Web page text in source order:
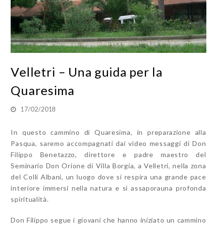
Velletri – Una guida per la
Quaresima
17/02/2018
In questo cammino di Quaresima, in preparazione alla
Pasqua, saremo accompagnati dai video messaggi di Don
Filippo Benetazzo, direttore e padre maestro del
Seminario Don Orione di Villa Borgia, a Velletri, nella zona
del Colli Albani, un luogo dove si respira una grande pace
interiore immersi nella natura e si assaporauna profonda
spiritualità.
Don Filippo segue i giovani che hanno iniziato un cammino